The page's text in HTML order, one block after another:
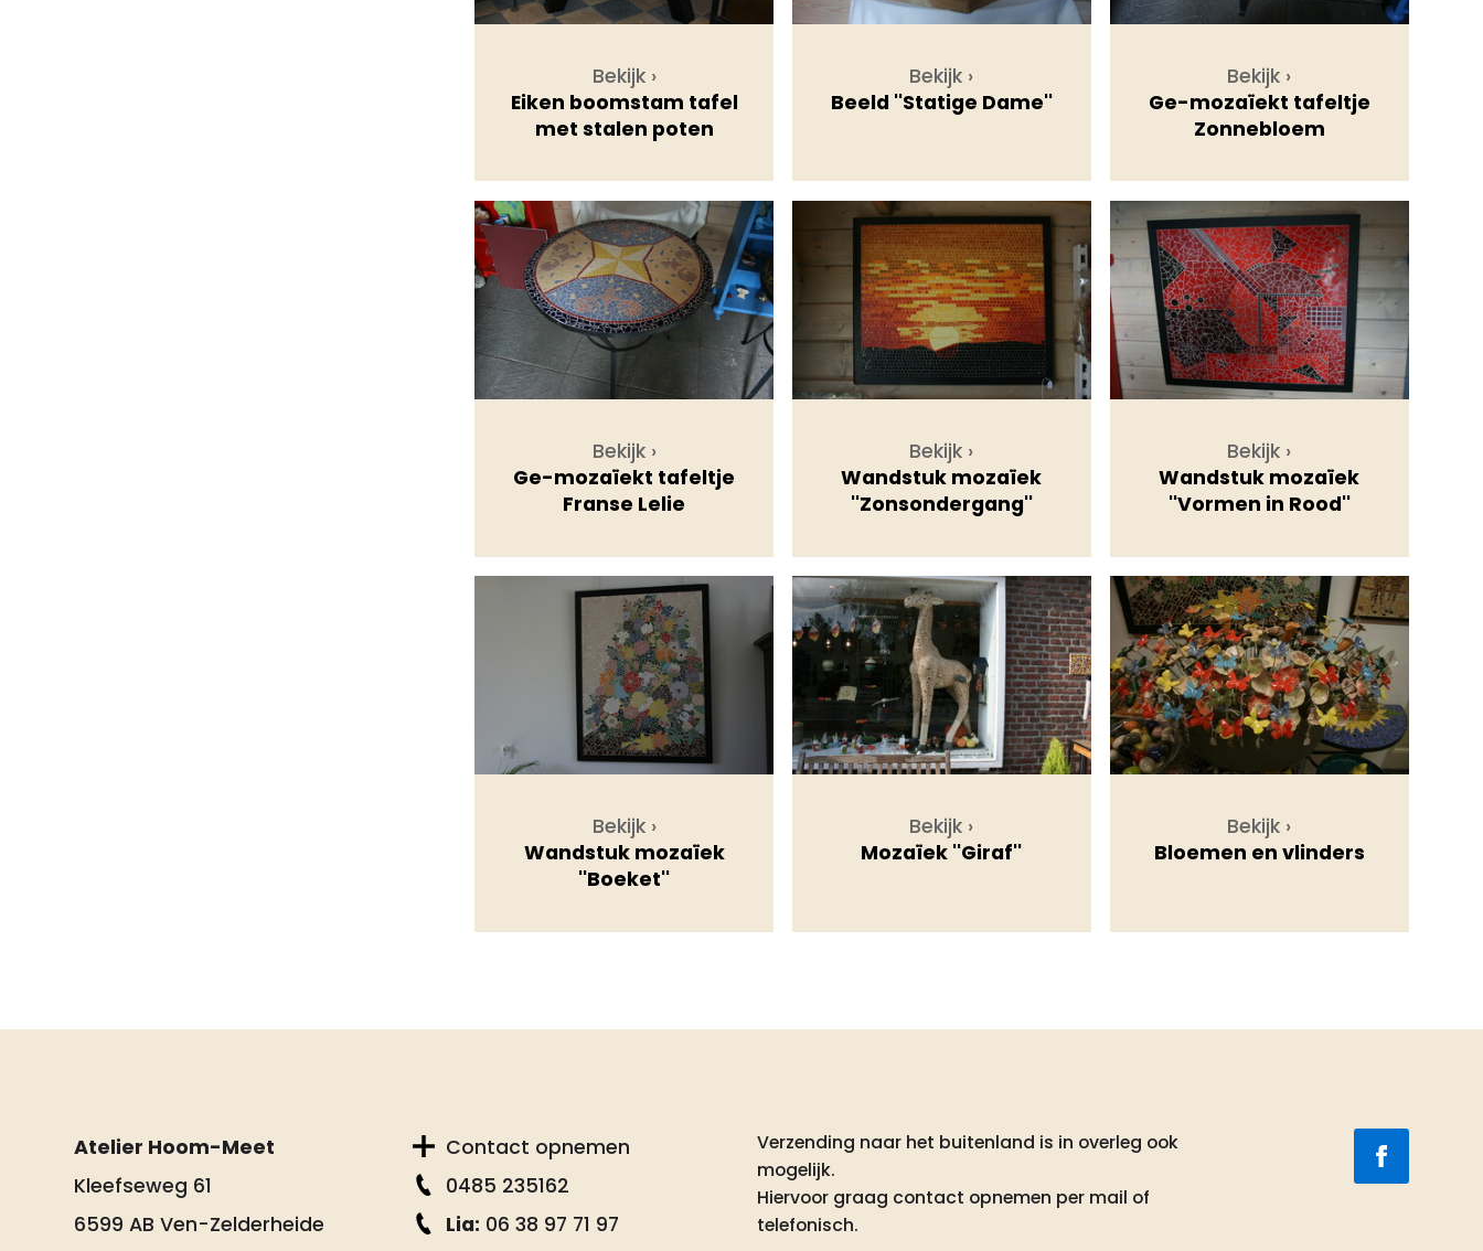
Bekijk ›
Eiken boomstam tafel
met stalen poten
Bekijk ›
Beeld ''Statige Dame''
Bekijk ›
Ge-mozaïekt tafeltje
Zonnebloem
Bekijk ›
Ge-mozaïekt tafeltje
Franse Lelie
Bekijk ›
Wandstuk mozaïek
''Zonsondergang''
Bekijk ›
Wandstuk mozaïek
''Vormen in Rood''
Bekijk ›
Wandstuk mozaïek
''Boeket''
Bekijk ›
Mozaïek ''Giraf''
Bekijk ›
Bloemen en vlinders
Atelier Hoom-Meet
Kleefseweg 61
6599 AB Ven-Zelderheide
Contact opnemen
0485 235162
Lia: 06 38 97 71 97
Verzending naar het buitenland is in overleg ook
mogelijk.
Hiervoor graag contact opnemen per mail of
telefonisch.